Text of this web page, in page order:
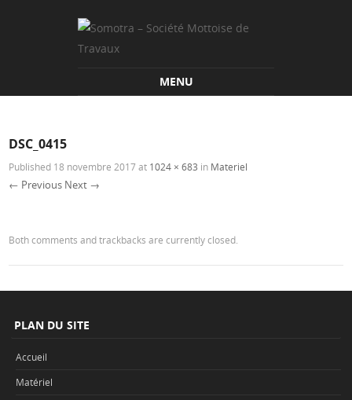
MENU
DSC_0415
Published 18 novembre 2017at 1024 × 683 in Materiel
← Previous Next →
Both comments and trackbacks are currently closed.
PLAN DU SITE
Accueil
Matériel